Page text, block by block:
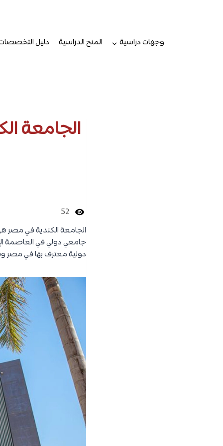
وجهات دراسية
المنح الدراسية دليل
الجامعة
52
الجامعة الكندية في
جامعي دولي في العاصمة
دولية معترف بها في مصر